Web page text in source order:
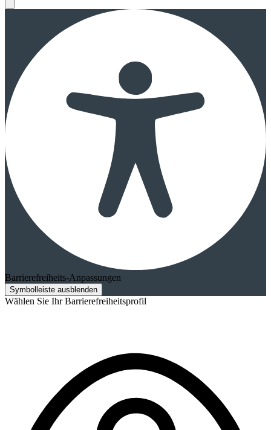
Barrierefreiheits-Anpassungen
Symbolleiste ausblenden
Wählen Sie Ihr Barrierefreiheitsprofil